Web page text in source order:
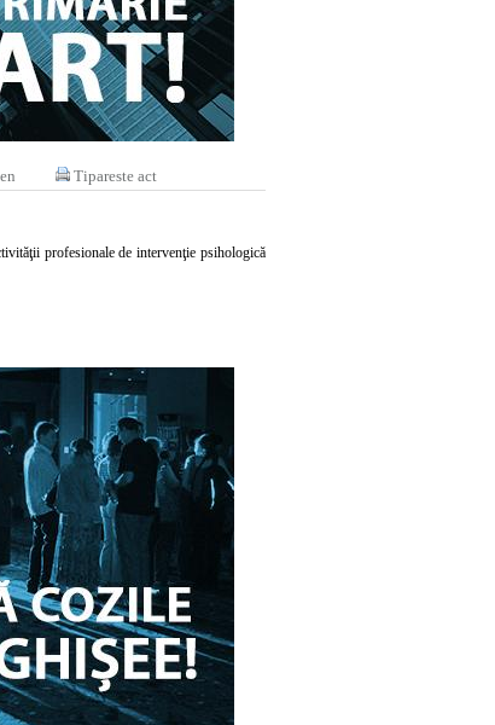
Tipareste act
profesionale de intervenţie psihologică